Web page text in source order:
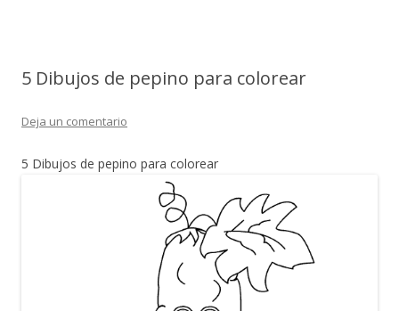
5 Dibujos de pepino para colorear
Deja un comentario
5 Dibujos de pepino para colorear